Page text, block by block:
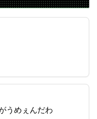
うめぇんだわ